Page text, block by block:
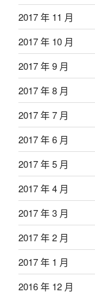
2017 年 11 月
2017 年 10 月
2017 年 9 月
2017 年 8 月
2017 年 7 月
2017 年 6 月
2017 年 5 月
2017 年 4 月
2017 年 3 月
2017 年 2 月
2017 年 1 月
2016 年 12 月